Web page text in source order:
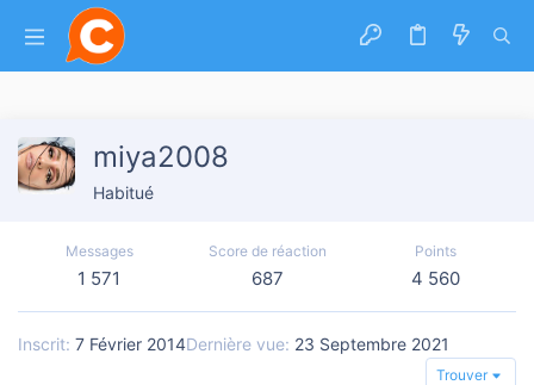
miya2008
Habitué
Messages
1 571
Score de réaction
687
Points
4 560
Inscrit 7 Février 2014Dernière vue 23 Septembre 2021
Trouver